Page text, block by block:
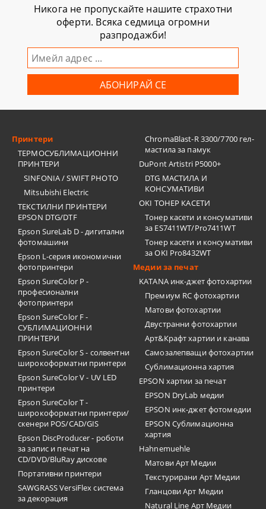
Никога не пропускайте нашите страхотни
оферти. Всяка седмица огромни
разпродажби!
Принтери
ТЕРМОСУБЛИМАЦИОННИ
ПРИНТЕРИ
SINFONIA / SWIFT PHOTO
Mitsubishi Electric
ТЕКСТИЛНИ ПРИНТЕРИ
EPSON DTG/DTF
Epson SureLab D - дигитални
фотомашини
Epson L-серия икономични
фотопринтери
Epson SureColor P -
професионални
фотопринтери
Epson SureColor F -
СУБЛИМАЦИОННИ
ПРИНТЕРИ
Epson SureColor S - солвентни
широкоформатни принтери
Epson SureColor V - UV LED
принтери
Epson SureColor T -
широкоформатни принтери/
скенери POS/CAD/GIS
Epson DiscProducer - роботи
за запис и печат на
CD/DVD/BluRay дискове
Портативни принтери
SAWGRASS VersiFlex система
за декорация
ChromaBlast-R 3300/7700 гел-
мастила за памук
DuPont Artistri P5000+
DTG МАСТИЛА И
КОНСУМАТИВИ
OKI ТОНЕР КАСЕТИ
Тонер касети и консумативи
за ES7411WT/Pro7411WT
Тонер касети и консумативи
за OKI Pro8432WT
Медии за печат
KATANA инк-джет фотохартии
Премиум RC фотохартии
Матови фотохартии
Двустранни фотохартии
Арт&Крафт хартии и канава
Самозалепващи фотохартии
Сублимационна хартия
EPSON хартии за печат
EPSON DryLab медии
EPSON инк-джет фотомедии
EPSON Сублимационна
хартия
Hahnemuehle
Матови Арт Медии
Текстурирани Арт Медии
Гланцови Арт Медии
Natural Line Арт Медии